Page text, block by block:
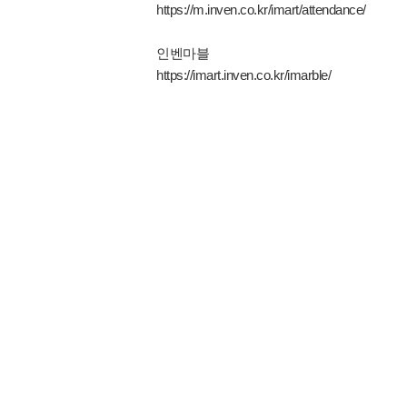
https://m.inven.co.kr/imart/attendance/
인벤마블
https://imart.inven.co.kr/imarble/